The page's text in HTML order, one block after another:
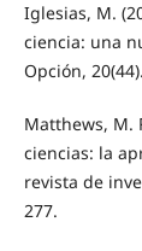
Iglesias, M.
ciencia: una
Opción, 20(44).
Matthews, M.
ciencias: la
revista de
277.